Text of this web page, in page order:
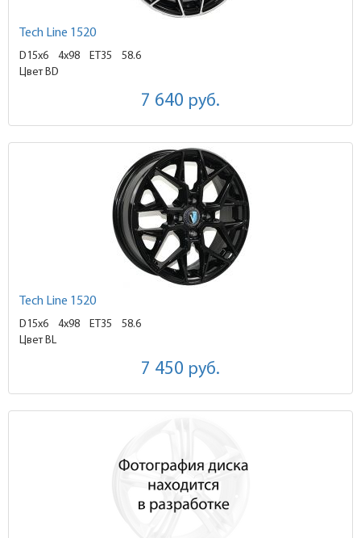
Tech Line 1520
D15x6 4x98 ET35
58.6
Цвет BD
7 640 руб.
Tech Line 1520
D15x6 4x98 ET35
58.6
Цвет BL
7 450 руб.